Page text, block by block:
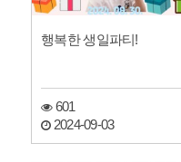
행복한 생일파티!
601
2024-09-03